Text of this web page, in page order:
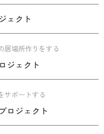
ェクト
居場所作りをする
ジェクト
サポートする
ロジェクト